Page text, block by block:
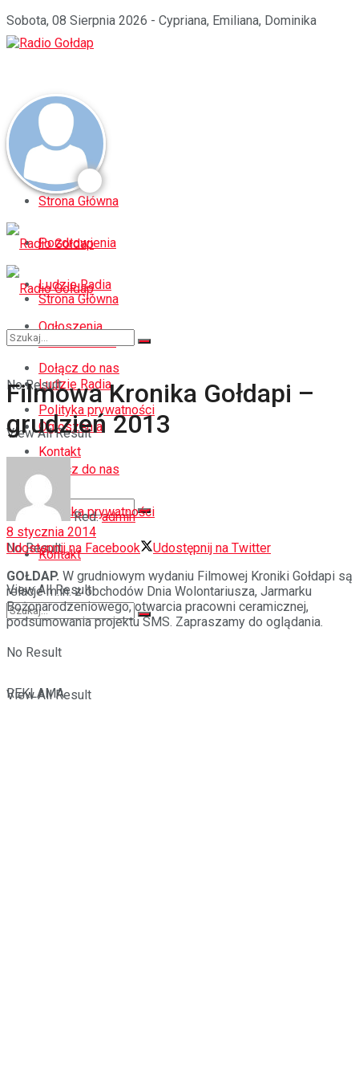
Sobota, 08 Sierpnia 2026 - Cypriana, Emiliana, Dominika
Strona Główna
Pozdrowienia
Ludzie Radia
Ogłoszenia
Dołącz do nas
Polityka prywatności
Kontakt
No Result
View All Result
Strona Główna
Pozdrowienia
Ludzie Radia
Ogłoszenia
Dołącz do nas
Polityka prywatności
Kontakt
No Result
View All Result
No Result
View All Result
Filmowa Kronika Gołdapi –
grudzień 2013
Red. admin
8 stycznia 2014
Udostępnij na Facebook
Udostępnij na Twitter
GOŁDAP. W grudniowym wydaniu Filmowej Kroniki Gołdapi są
relacje m.in. z obchodów Dnia Wolontariusza, Jarmarku
Bożonarodzeniowego, otwarcia pracowni ceramicznej,
podsumowania projektu SMS. Zapraszamy do oglądania.
REKLAMA